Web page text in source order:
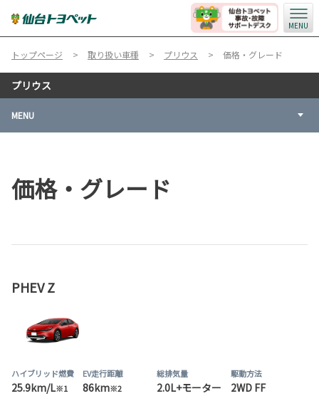
MENU
トップページ 取り扱い車種 プリウス 価格・グレード
プリウス
MENU
価格・グレード
PHEV Z
ハイブリッド燃費
25.9km/L※1
EV走行距離
86km※2
総排気量
2.0L+モーター
駆動方法
2WD FF